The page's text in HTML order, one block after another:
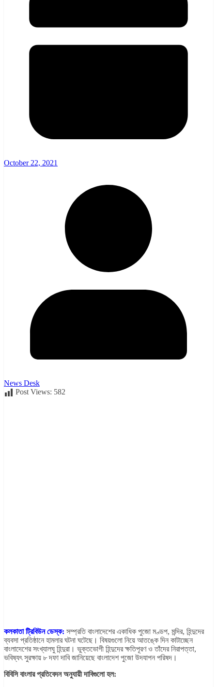
October 22, 2021
News Desk
Post Views: 582
কলকাতা ট্রিবিউন ডেস্ক: সম্প্রতি বাংলাদেশের একাধিক পুজো মণ্ডপ, মন্দির, হিন্দুদের
ব্যবসা প্রতিষ্ঠানে হামলার ঘটনা ঘটেছে। বিষয়গুলো নিয়ে আতঙ্কে দিন কাটাচ্ছেন
বাংলাদেশের সংখ্যালঘু হিন্দুরা। ভুক্তভোগী হিন্দুদের ক্ষতিপূরণ ও তাঁদের নিরাপত্তা,
ভবিষ্যৎ সুরক্ষায় ৮ দফা দাবি জানিয়েছে বাংলাদেশ পুজো উদযাপন পরিষদ।
বিবিসি বাংলার প্রতিবেদন অনুযায়ী দাবিগুলো হল: